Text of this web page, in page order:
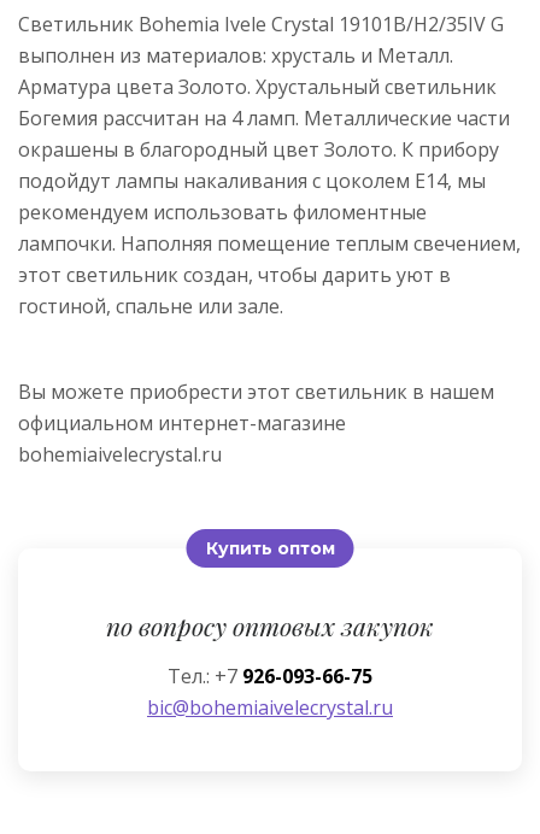
Светильник Bohemia Ivele Crystal 19101B/H2/35IV G
выполнен из материалов: хрусталь и Металл.
Арматура цвета Золото. Хрустальный светильник
Богемия рассчитан на 4 ламп. Металлические части
окрашены в благородный цвет Золото. К прибору
подойдут лампы накаливания с цоколем E14, мы
рекомендуем использовать филоментные
лампочки. Наполняя помещение теплым свечением,
этот светильник создан, чтобы дарить уют в
гостиной, спальне или зале.
Вы можете приобрести этот светильник в нашем
официальном интернет-магазине
bohemiaivelecrystal.ru
Купить оптом
по вопросу оптовых закупок
Тел.: +7 926-093-66-75
bic@bohemiaivelecrystal.ru